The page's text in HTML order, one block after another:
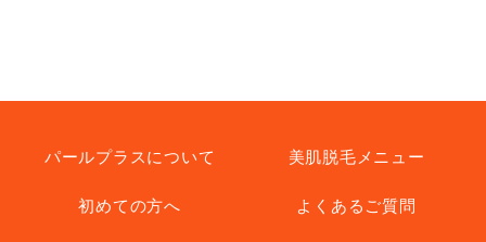
パールプラスについて 美肌脱毛メニュー
初めての方へ よくあるご質問